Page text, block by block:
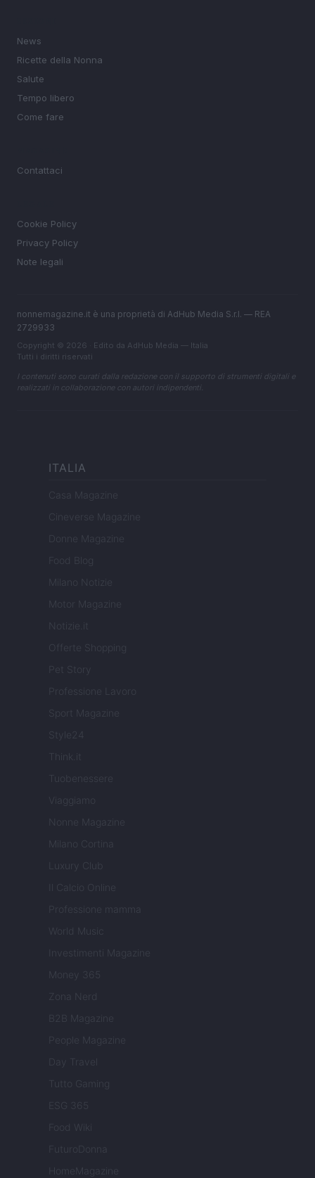
News
Ricette della Nonna
Salute
Tempo libero
Come fare
Contattaci
Cookie Policy
Privacy Policy
Note legali
nonnemagazine.it è una proprietà di AdHub Media S.r.l. — REA
2729933
Copyright © 2026 · Edito da AdHub Media — Italia
Tutti i diritti riservati
I contenuti sono curati dalla redazione con il supporto di strumenti digitali e
realizzati in collaborazione con autori indipendenti.
ITALIA
Casa Magazine
Cineverse Magazine
Donne Magazine
Food Blog
Milano Notizie
Motor Magazine
Notizie.it
Offerte Shopping
Professione Lavoro
Sport Magazine
Style24
Think.it
Tuobenessere
Viaggiamo
Nonne Magazine
Milano Cortina
Luxury Club
Il Calcio Online
Professione mamma
World Music
Investimenti Magazine
Money 365
Zona Nerd
B2B Magazine
People Magazine
Day Travel
Tutto Gaming
ESG 365
Food Wiki
FuturoDonna
HomeMagazine